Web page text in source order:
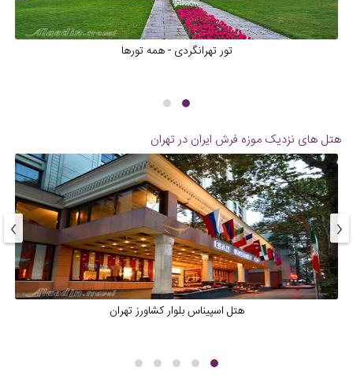
تور تهرانگردی - همه تورها
هتل های نزدیک موزه فرش ایران در تهران
هتل اسپیناس بلوار کشاورز تهران
‹
›